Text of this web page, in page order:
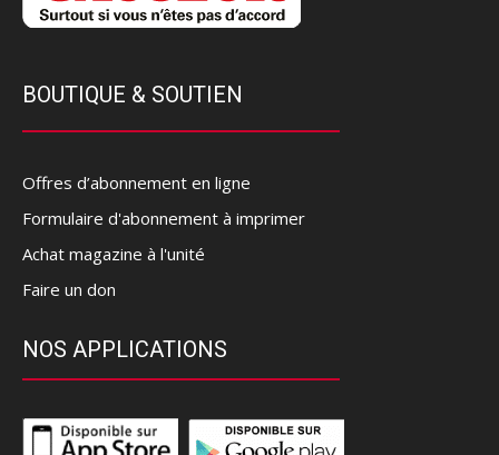
BOUTIQUE & SOUTIEN
Offres d’abonnement en ligne
Formulaire d'abonnement à imprimer
Achat magazine à l'unité
Faire un don
NOS APPLICATIONS